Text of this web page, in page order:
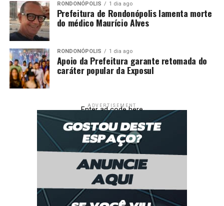
RONDONÓPOLIS 1 dia ago
Prefeitura de Rondonópolis lamenta morte
do médico Maurício Alves
RONDONÓPOLIS 1 dia ago
Apoio da Prefeitura garante retomada do
caráter popular da Exposul
ADVERTISEMENT
Enter ad code here